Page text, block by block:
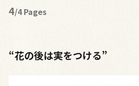
4/4 Pages
“花の後は実をつける”